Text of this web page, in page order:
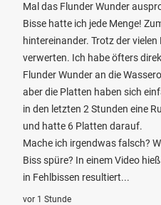
Mal das Flunder Wunder
Bisse hatte ich jede Menge!
hintereinander. Trotz der
verwerten. Ich habe öfters
Flunder Wunder an die
aber die Platten haben sich
in den letzten 2 Stunden eine
und hatte 6 Platten darauf.
Mache ich irgendwas falsch?
Biss spüre? In einem Video
in Fehlbissen resultiert...
vor 1 Stunde